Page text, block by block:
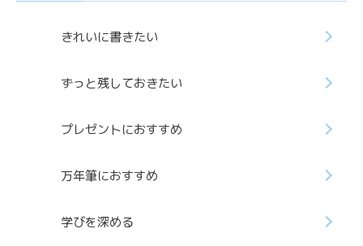
きれいに書きたい
ずっと残しておきたい
プレゼントにおすすめ
万年筆におすすめ
学びを深める